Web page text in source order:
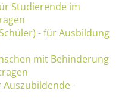
Studierende im
- für Ausbildung
mit Behinderung
-